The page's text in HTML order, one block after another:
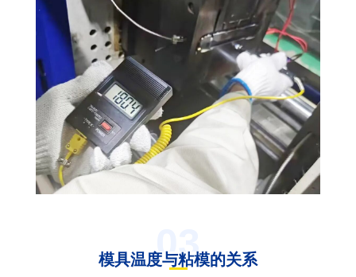
03
模具温度与粘模的关系